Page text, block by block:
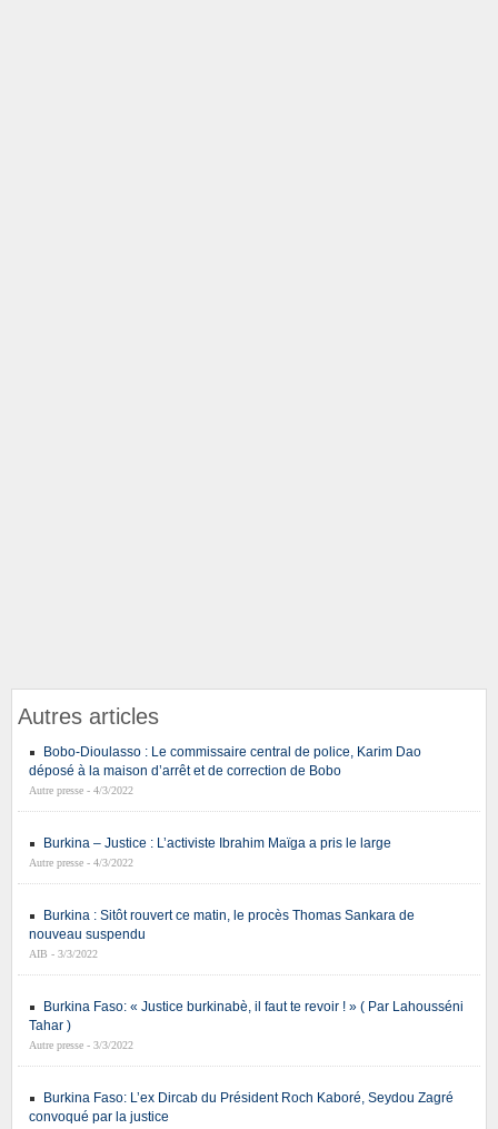
Autres articles
Bobo-Dioulasso : Le commissaire central de police, Karim Dao
déposé à la maison d’arrêt et de correction de Bobo
Autre presse - 4/3/2022
Burkina – Justice : L’activiste Ibrahim Maïga a pris le large
Autre presse - 4/3/2022
Burkina : Sitôt rouvert ce matin, le procès Thomas Sankara de
nouveau suspendu
AIB - 3/3/2022
Burkina Faso: « Justice burkinabè, il faut te revoir ! » ( Par Lahousséni
Tahar )
Autre presse - 3/3/2022
Burkina Faso: L’ex Dircab du Président Roch Kaboré, Seydou Zagré
convoqué par la justice